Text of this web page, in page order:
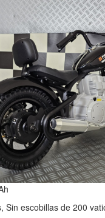
Sin escobillas de 200